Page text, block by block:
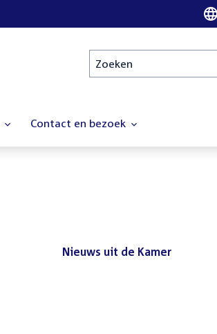
Zoeken
Contact en bezoek
Nieuws uit de Kamer